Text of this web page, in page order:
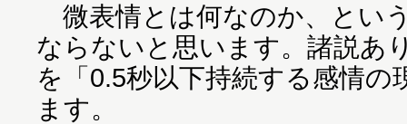
微表情とは何なのか、とい
ならないと思います。諸説あ
を「0.5秒以下持続する感情
ます。